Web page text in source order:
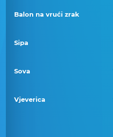
Balon na vrući zrak
Sipa
Sova
Vjeverica